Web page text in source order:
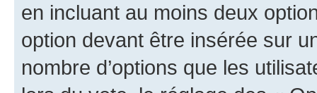
en incluant au moins deux
option devant être insérée sur
nombre d’options que les